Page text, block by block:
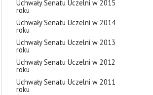
Uchwały Senatu Uczelni w 2015
roku
Uchwały Senatu Uczelni w 2014
roku
Uchwały Senatu Uczelni w 2013
roku
Uchwały Senatu Uczelni w 2012
roku
Uchwały Senatu Uczelni w 2011
roku